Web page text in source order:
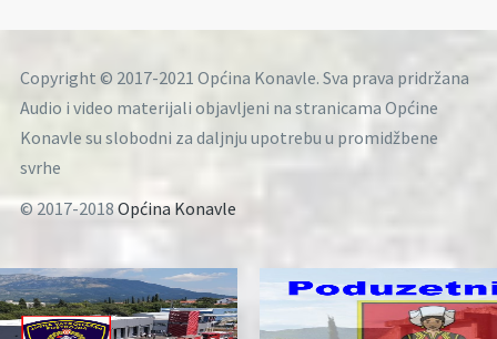
Copyright © 2017-2021 Općina Konavle. Sva prava pridržana
Audio i video materijali objavljeni na stranicama Općine
Konavle su slobodni za daljnju upotrebu u promidžbene
svrhe
© 2017-2018Općina Konavle